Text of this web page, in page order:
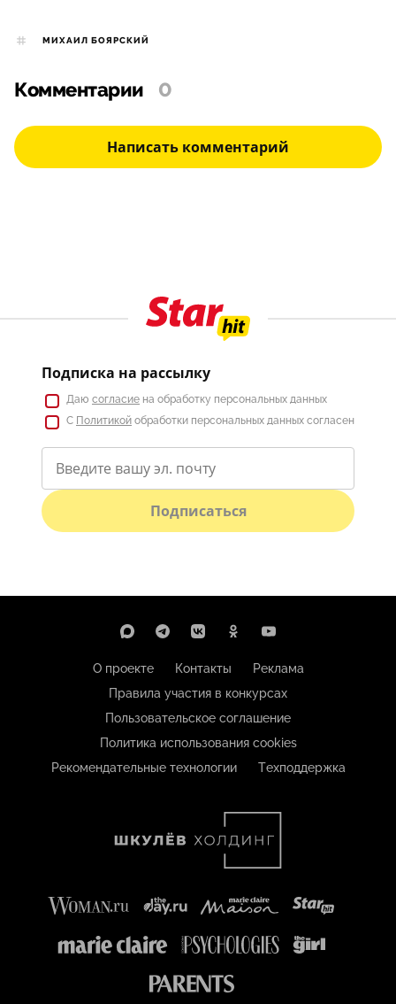
МИХАИЛ БОЯРСКИЙ
Комментарии 0
Написать комментарий
Подписка на рассылку
Даю согласие на обработку персональных данных
С Политикой обработки персональных данных согласен
Подписаться
О проекте Контакты
Реклама
Правила участия в конкурсах
Пользовательское соглашение
Политика использования cookies
Рекомендательные технологии
Техподдержка